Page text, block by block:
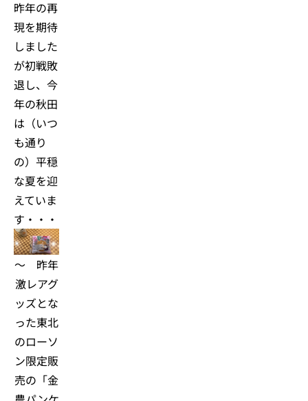
昨年の再
現を期待
しました
が初戦敗
退し、今
年の秋田
は（いつ
も通り
の）平穏
な夏を迎
えていま
す・・・
～ 昨年
激レアグ
ッズとな
った東北
のローソ
ン限定販
売の「金